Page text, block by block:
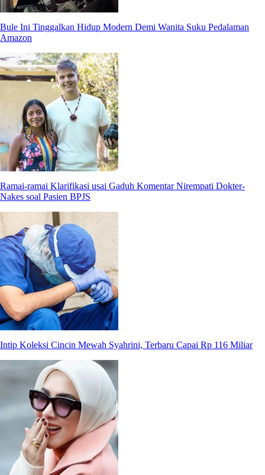
Bule Ini Tinggalkan Hidup Modern Demi Wanita Suku Pedalaman
Amazon
Ramai-ramai Klarifikasi usai Gaduh Komentar Nirempati Dokter-
Nakes soal Pasien BPJS
Intip Koleksi Cincin Mewah Syahrini, Terbaru Capai Rp 116 Miliar